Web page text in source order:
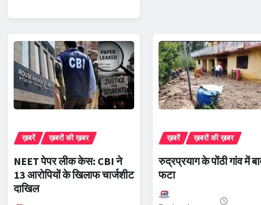
ख़बरें ख़बरों की ख़बर
NEET पेपर लीक केस: CBI ने
13 आरोपियों के खिलाफ चार्जशीट
दाखिल
ख़बरें ख़बरों की ख़बर
रुद्रप्रयाग के पोंठी गांव में
फटा